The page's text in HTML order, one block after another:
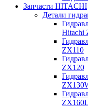
Запчасти HITACHI
Детали
Hitachi
ZX110
ZX120